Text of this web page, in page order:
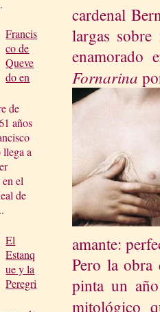
Francis
co de
Queve
do en
de
años
llega a
en el
de
El
Estanq
ue y la
Peregri
cardenal
largas
enamorado
Fornarina
amante:
Pero la obra
pinta un
mitológico